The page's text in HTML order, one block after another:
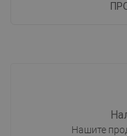
Нашите